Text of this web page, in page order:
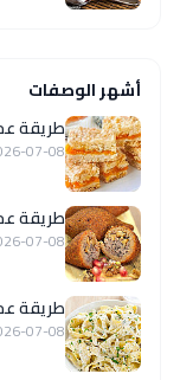
أشهر الوصفات
طريقة
07-08
طريقة
07-08
طريقة
07-08